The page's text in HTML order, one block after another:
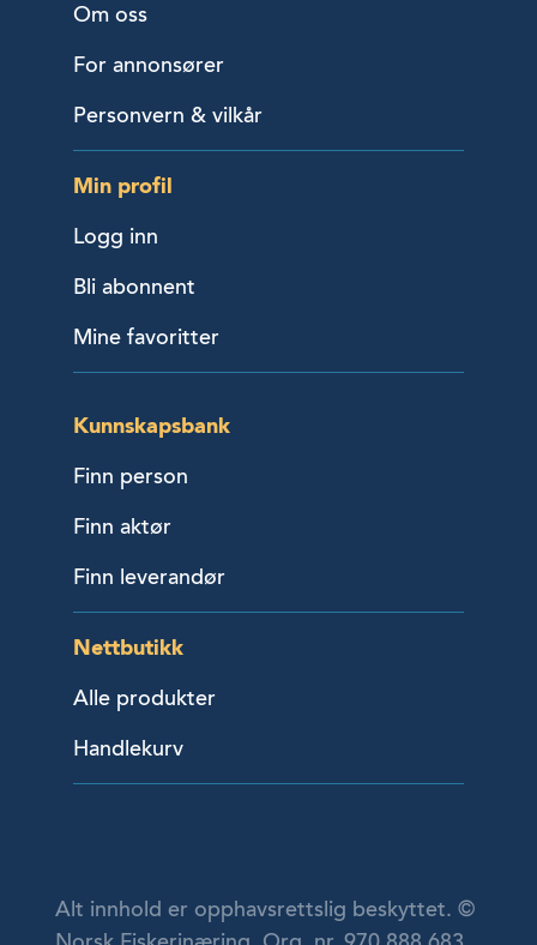
Om oss
For annonsører
Personvern & vilkår
Min profil
Logg inn
Bli abonnent
Mine favoritter
Kunnskapsbank
Finn person
Finn aktør
Finn leverandør
Nettbutikk
Alle produkter
Handlekurv
Alt innhold er opphavsrettslig beskyttet. ©